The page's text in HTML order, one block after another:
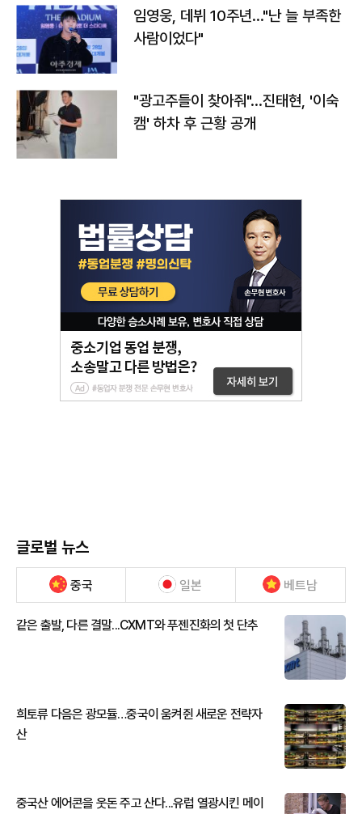
임영웅, 데뷔 10주년…"난 늘 부족한
사람이었다"
"광고주들이 찾아줘"…진태현, '이숙
캠' 하차 후 근황 공개
글로벌 뉴스
중국 일본 베트남
같은 출발, 다른 결말...CXMT와 푸젠진화의 첫 단추
희토류 다음은 광모듈…중국이 움켜쥔 새로운 전략자
산
중국산 에어콘을 웃돈 주고 산다...유럽 열광시킨 메이